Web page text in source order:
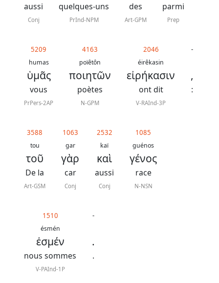
aussi
Conj
quelques-uns
PrInd-NPM
des
Art-GPM
parmi
Prep
5209
humas
ὑμᾶς
vous
PrPers-2AP
4163
poïêtôn
ποιητῶν
poètes
N-GPM
2046
éirêkasin
εἰρήκασιν
ont dit
V-RAInd-3P
-
,
:
3588
tou
τοῦ
De la
Art-GSM
1063
gar
γὰρ
car
Conj
2532
kaï
καὶ
aussi
Conj
1085
guénos
γένος
race
N-NSN
1510
ésmén
ἐσμέν
nous sommes
V-PAInd-1P
-
.
.
Traduction
Darby
révisée
Nous
contacter
Signaler
une
erreur
Participer